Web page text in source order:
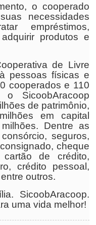
o cooperado
necessidades
empréstimos,
produtos e
de Livre
pessoas físicas e
cooperados e 110
SicoobAracoop
de patrimônio,
em capital
Dentre as
seguros,
cheque
cartão de crédito,
crédito pessoal,
outros.
SicoobAracoop.
uma vida melhor!